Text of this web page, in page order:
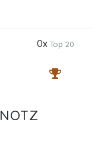
0xTop 20